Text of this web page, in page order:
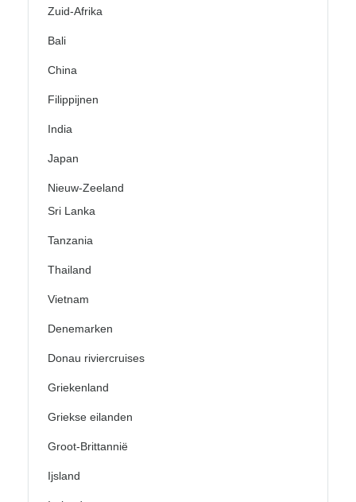
Zuid-Afrika
Bali
China
Filippijnen
India
Japan
Nieuw-Zeeland
Sri Lanka
Tanzania
Thailand
Vietnam
Denemarken
Donau riviercruises
Griekenland
Griekse eilanden
Groot-Brittannië
Ijsland